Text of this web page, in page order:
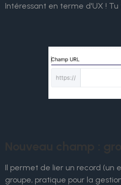
Intéressant en terme d'UX !
Il permet de lier un record (un
groupe, pratique pour la